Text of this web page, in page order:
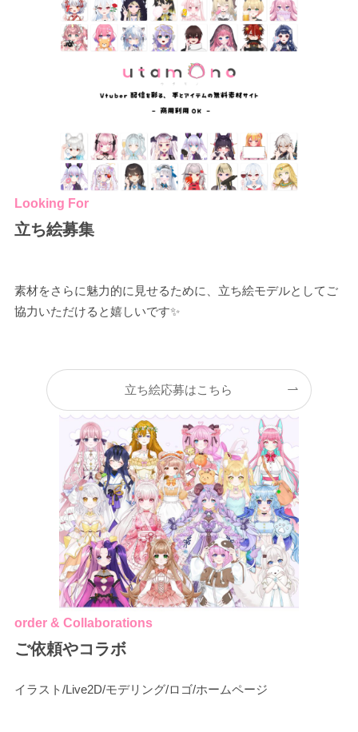
Looking For
立ち絵募集
素材をさらに魅力的に見せるために、立ち絵モデルとしてご
協力いただけると嬉しいです✨
立ち絵応募はこちら
order & Collaborations
ご依頼やコラボ
イラスト/Live2D/モデリング/ロゴ/ホームページ